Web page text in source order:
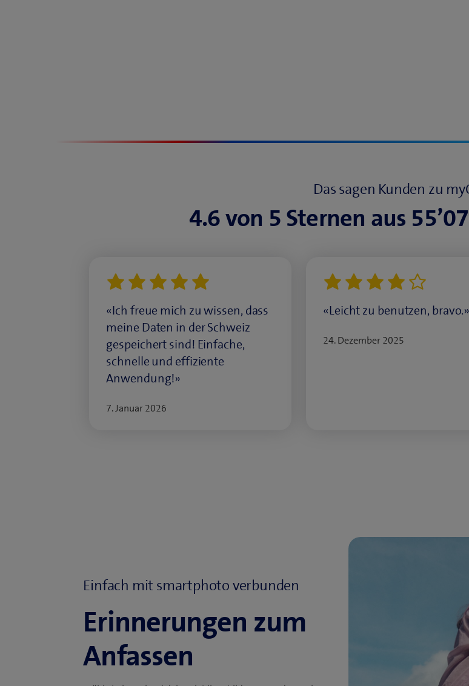
Das sagen Kunden zu
4.6 von 5 Sternen aus
«Ich freue mich zu wissen, dass
meine Daten in der Schweiz
gespeichert sind! Einfache,
schnelle und effiziente
Anwendung!»
7. Januar 2026
«Leicht zu benutzen, bravo.»
24. Dezember 2025
Einfach mit smartphoto verbunden
Erinnerungen zum
Anfassen